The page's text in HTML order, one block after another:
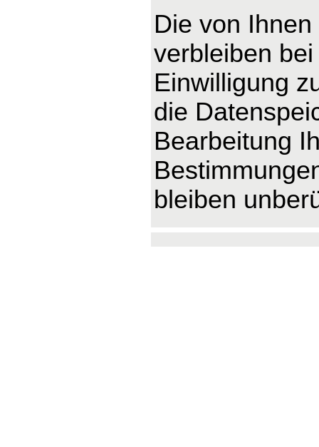
Die von
verbleiben
Einwilligung
die
Bearbeitung
bleiben